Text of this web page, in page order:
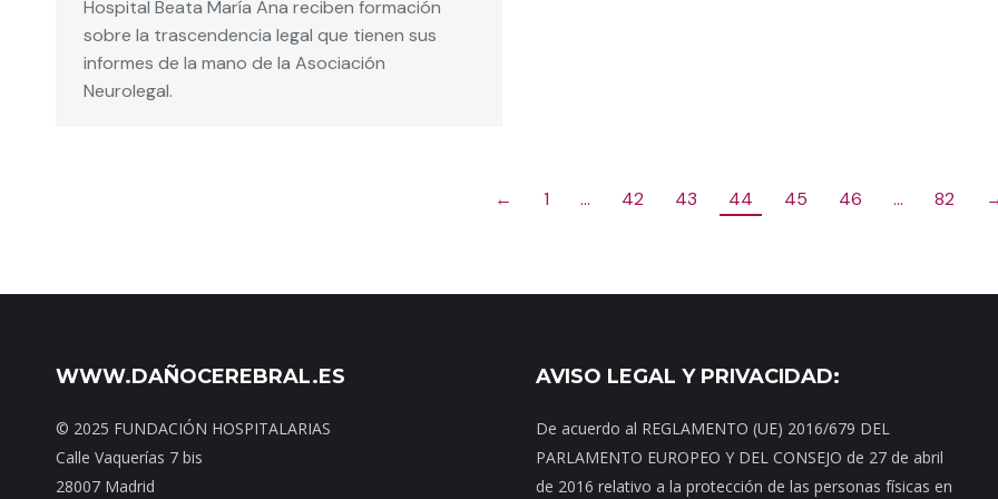
Hospital Beata María Ana reciben formación
sobre la trascendencia legal que tienen sus
informes de la mano de la Asociación
Neurolegal.
← 1 … 42 43 44 45 46 … 82
WWW.DAÑOCEREBRAL.ES
© 2025 FUNDACIÓN HOSPITALARIAS
Calle Vaquerías 7 bis
28007 Madrid
AVISO LEGAL Y PRIVACIDAD:
De acuerdo al REGLAMENTO (UE) 2016/679 DEL
PARLAMENTO EUROPEO Y DEL CONSEJO de 27 de abril
de 2016 relativo a la protección de las personas físicas en